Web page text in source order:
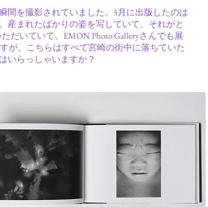
間を撮影されていました。5月に出版したのは
産まれたばかりの姿を写していて、それがと
だいていて、EMON Photo Galleryさんでも展
が、こちらはすべて宮崎の街中に落ちていた
いらっしゃいますか？